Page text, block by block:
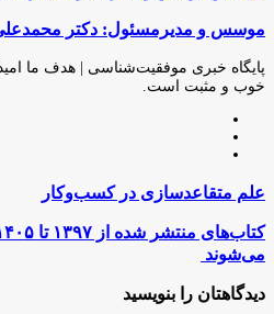
از
ایمیل
موسس و مدیرمسئول: دکتر محمدعلی
پایگاه خبری موفقیت‌شناسی | هدف ما
خوب و مثبت است.
علم
متقاعدسازی
در
کسب‌وکار
علم متقاعدسازی در کسب‌وکار
کتاب‌های
منتشر
شده
۱۳۹۷
می‌شوند
دیدگاهتان را بنویسید